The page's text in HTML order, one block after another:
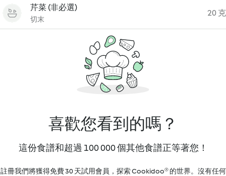
芹菜 (非必選)
切末
20 克
喜歡您看到的嗎？
這份食譜和超過 100 000 個其他食譜正等著您！
註冊我們將獲得免費 30 天試用會員，探索 Cookidoo® 的世界。沒有任何